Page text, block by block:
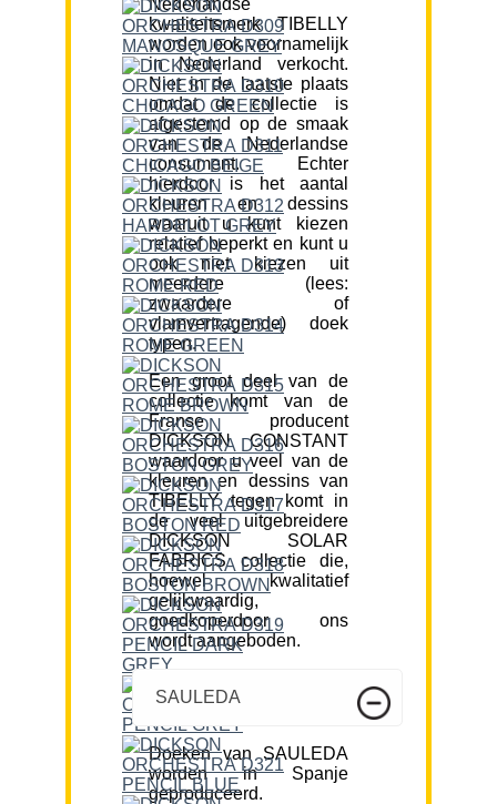
kwaliteitsmerk TIBELLY
worden ook voornamelijk
in Nederland verkocht.
Niet in de laatste plaats
omdat de collectie is
afgestemd op de smaak
van de Nederlandse
consument. Echter
hierdoor is het aantal
kleuren en dessins
waaruit u kunt kiezen
relatief beperkt en kunt u
ook niet kiezen uit
meerdere (lees:
zwaardere of
vlamvertragende) doek
typen.
Een groot deel van de
collectie komt van de
Franse producent
DICKSON CONSTANT
waardoor u veel van de
kleuren en dessins van
TIBELLY tegen komt in
de veel uitgebreidere
DICKSON SOLAR
FABRICS collectie die,
hoewel kwalitatief
gelijkwaardig,
goedkoperdoor ons
wordt aangeboden.
SAULEDA
Doeken van SAULEDA
worden in Spanje
geproduceerd.